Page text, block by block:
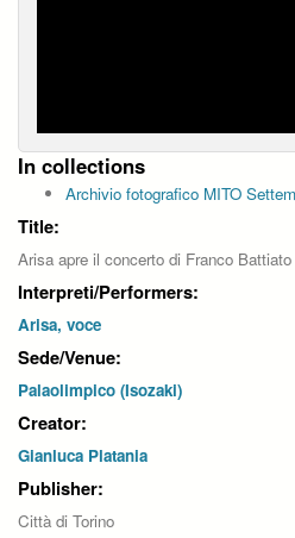
In collections
Archivio fotografico MITO
Title:
Arisa apre il concerto di Franco
Interpreti/Performers:
Arisa, voce
Sede/Venue:
Palaolimpico (Isozaki)
Creator:
Gianluca Platania
Publisher:
Città di Torino